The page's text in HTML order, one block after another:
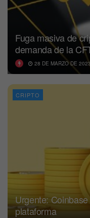
Fuga masiva de
demanda de la
28 DE MARZO DE 2023
CRIPTO
Urgente:
plataforma